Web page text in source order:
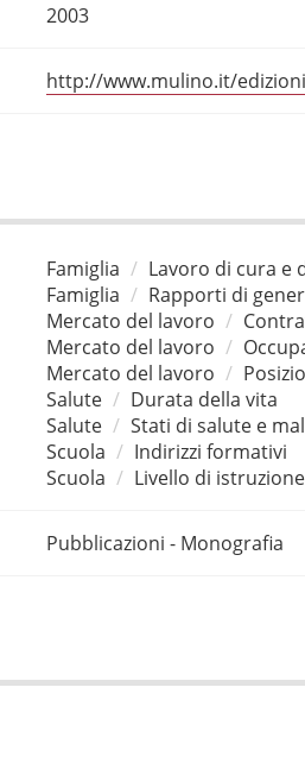
2003
http://www.mulino.it/
Famiglia
Lavoro di cura e
Famiglia
Rapporti di
Mercato del lavoro
Mercato del lavoro
Mercato del lavoro
Salute
Durata della vita
Salute
Stati di salute e
Scuola
Indirizzi formativi
Scuola
Livello di
Pubblicazioni - Monografia